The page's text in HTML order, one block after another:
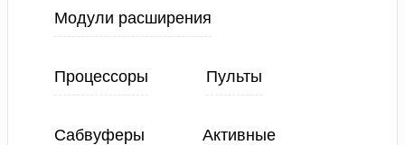
Модули расширения
Процессоры Пульты
Сабвуферы Активные